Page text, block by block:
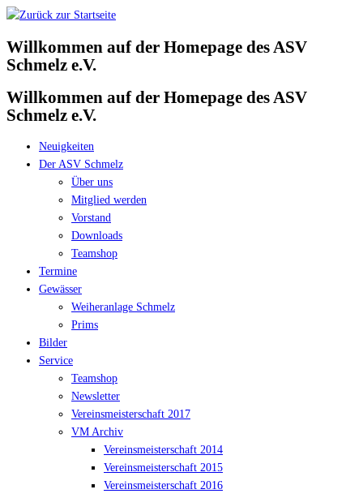
Zum
springen
Willkommen auf der Homepage des ASV
Schmelz e.V.
Willkommen auf der Homepage des ASV
Schmelz e.V.
Neuigkeiten
Der ASV Schmelz
Über uns
Mitglied werden
Vorstand
Downloads
Teamshop
Termine
Gewässer
Weiheranlage Schmelz
Prims
Bilder
Service
Teamshop
Newsletter
Vereinsmeisterschaft 2017
VM Archiv
Vereinsmeisterschaft 2014
Vereinsmeisterschaft 2015
Vereinsmeisterschaft 2016